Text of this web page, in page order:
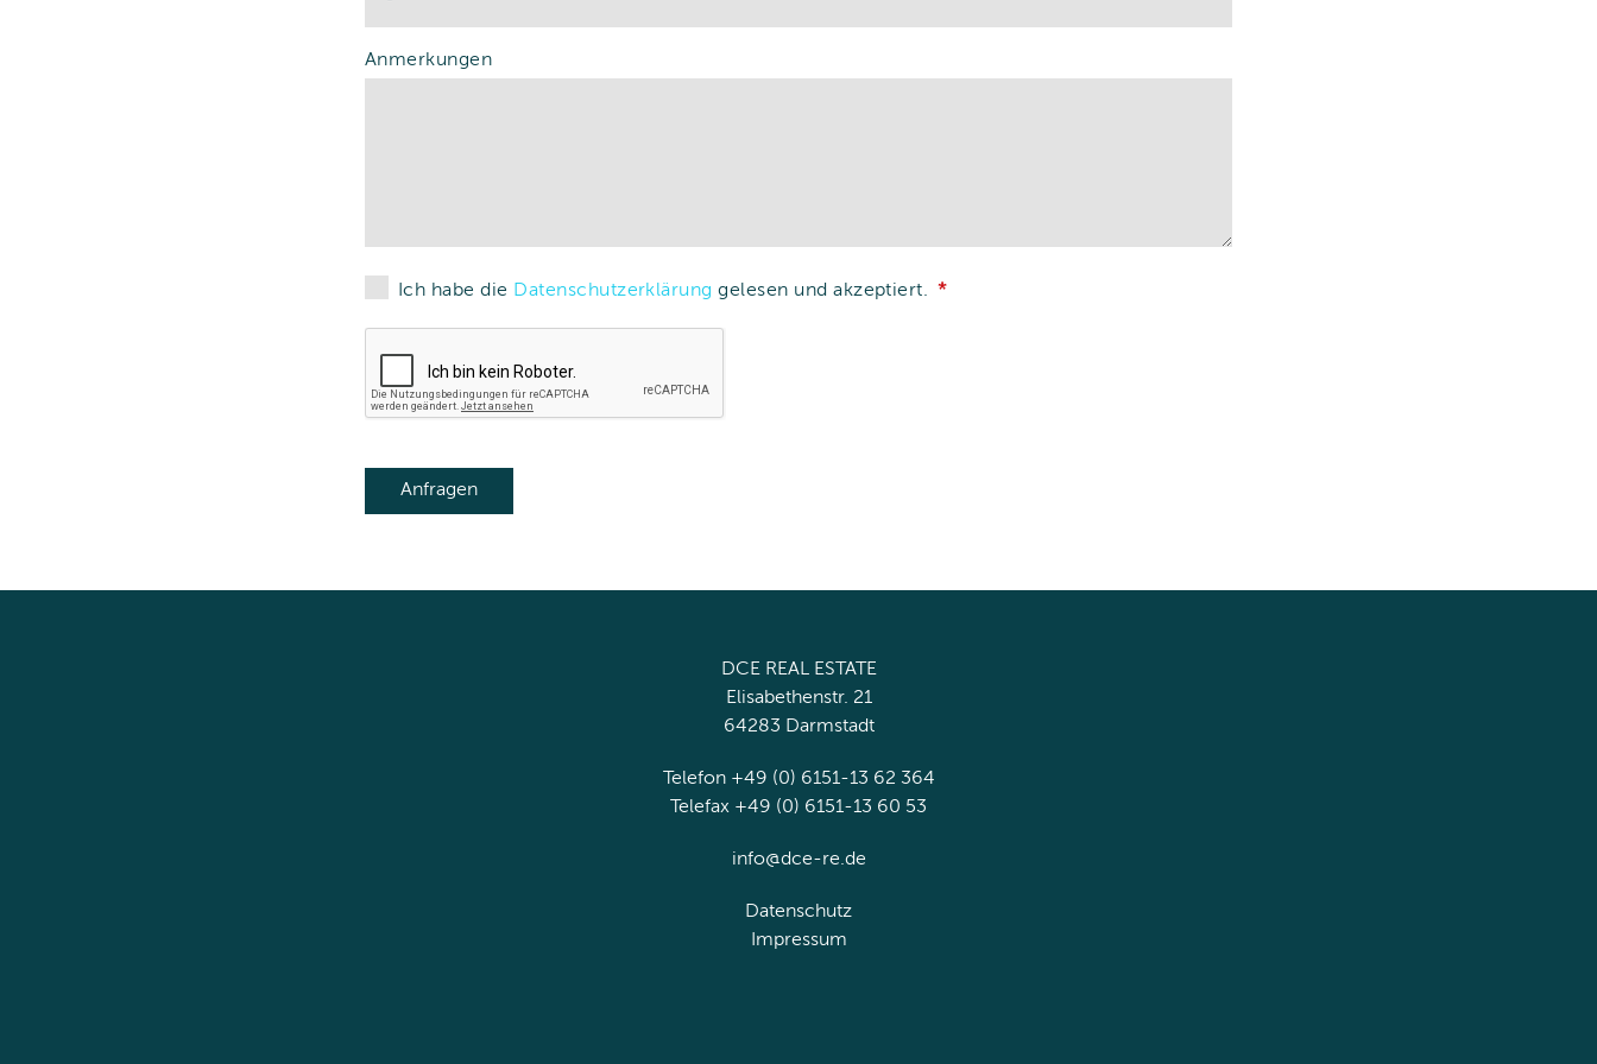
Anmerkungen
Ich habe die Datenschutzerklärung gelesen und akzeptiert.
DCE REAL ESTATE
Elisabethenstr. 21
64283 Darmstadt
Telefon +49 (0) 6151-13 62 364
Telefax +49 (0) 6151-13 60 53
info@dce-re.de
Datenschutz
Impressum